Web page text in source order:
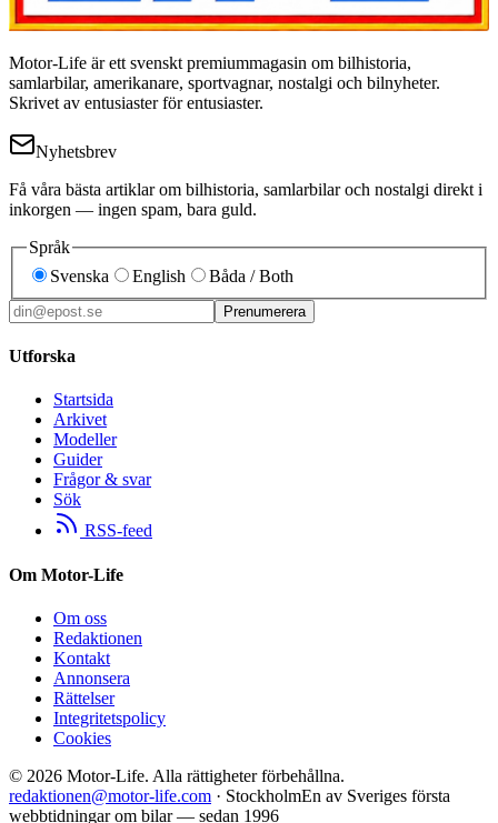
Motor-Life är ett svenskt premiummagasin om bilhistoria,
samlarbilar, amerikanare, sportvagnar, nostalgi och bilnyheter.
Skrivet av entusiaster för entusiaster.
Nyhetsbrev
Få våra bästa artiklar om bilhistoria, samlarbilar och nostalgi direkt i
inkorgen — ingen spam, bara guld.
Språk
Svenska
English Båda / Both
Prenumerera
Utforska
Startsida
Arkivet
Modeller
Guider
Frågor & svar
Sök
RSS-feed
Om Motor-Life
Om oss
Redaktionen
Kontakt
Annonsera
Rättelser
Integritetspolicy
Cookies
© 2026 Motor-Life. Alla rättigheter förbehållna.
redaktionen@motor-life.com · StockholmEn av Sveriges första
webbtidningar om bilar — sedan 1996